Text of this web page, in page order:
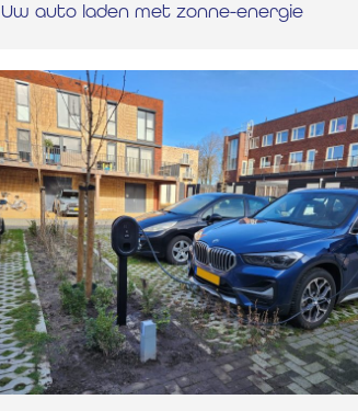
Uw auto laden met zonne-energie